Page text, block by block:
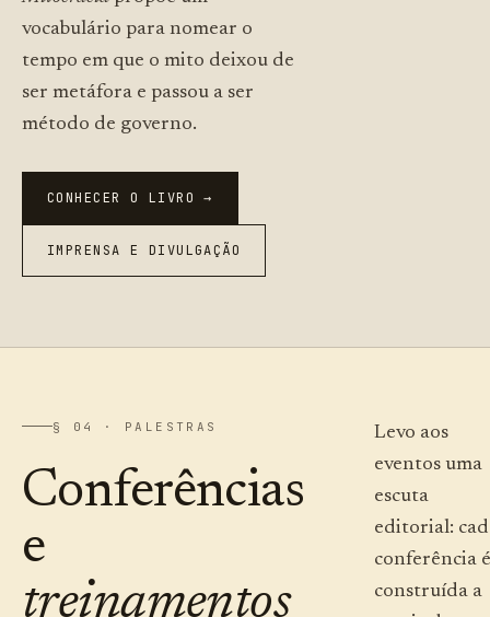
vocabulário para nomear o
tempo em que o mito deixou de
ser metáfora e passou a ser
método de governo.
CONHECER O LIVRO →
IMPRENSA E DIVULGAÇÃO
§ 04 · PALESTRAS
Conferências
e
treinamentos
Levo aos
eventos uma
escuta
editorial:
conferência
construída a